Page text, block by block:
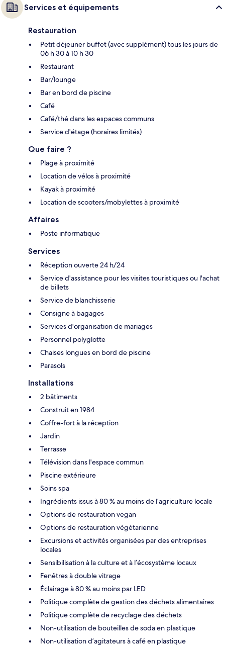
Services et équipements
Restauration
Petit déjeuner buffet (avec supplément) tous les jours de
06 h 30 à 10 h 30
Restaurant
Bar/lounge
Bar en bord de piscine
Café
Café/thé dans les espaces communs
Service d'étage (horaires limités)
Que faire ?
Plage à proximité
Location de vélos à proximité
Kayak à proximité
Location de scooters/mobylettes à proximité
Affaires
Poste informatique
Services
Réception ouverte 24 h/24
Service d'assistance pour les visites touristiques ou l'achat
de billets
Service de blanchisserie
Consigne à bagages
Services d'organisation de mariages
Personnel polyglotte
Chaises longues en bord de piscine
Parasols
Installations
2 bâtiments
Construit en 1984
Coffre-fort à la réception
Jardin
Terrasse
Télévision dans l'espace commun
Piscine extérieure
Soins spa
Ingrédients issus à 80 % au moins de l’agriculture locale
Options de restauration vegan
Options de restauration végétarienne
Excursions et activités organisées par des entreprises
locales
Sensibilisation à la culture et à l’écosystème locaux
Fenêtres à double vitrage
Éclairage à 80 % au moins par LED
Politique complète de gestion des déchets alimentaires
Politique complète de recyclage des déchets
Non-utilisation de bouteilles de soda en plastique
Non-utilisation d’agitateurs à café en plastique